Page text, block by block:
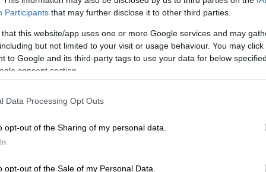
Participants that may further disclose it to other third parties.
that this website/app uses one or more Google services and may
but not limited to your visit or usage behaviour. You may
to Google and its third-party tags to use your data for below
consent section.
Data Processing Opt Outs
opt-out of the Sharing of my personal data.
opt-out of the Sale of my Personal Data.
στο άγνωστο, να δοκιμαστώ»
βίντεο στον προσωπικό του λογαριασμό
δέκα χρόνων από τη μετακόμισή του
σε όσους σκέφτονται να κάνουν μια
Η επίσημη είσοδός μου ήταν για το
όπως φέτος. Το φεστιβάλ κλείνει τα